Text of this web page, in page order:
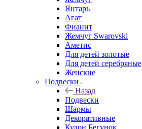
Янтарь
Агат
Фианит
Жемчуг Swarovski
Аметис
Для детей золотые
Для детей серебряные
Женские
Подвески
Назад
Подвески
Шармы
Декоративные
Кулон Бегунок